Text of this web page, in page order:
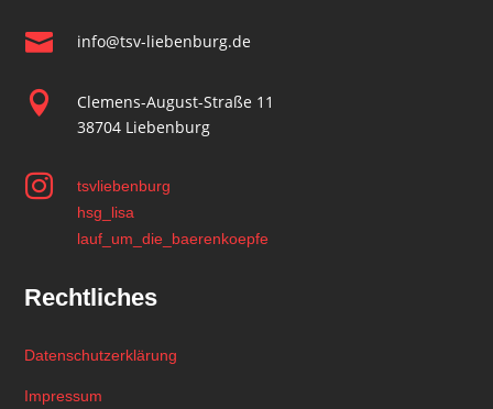
 info@tsv-liebenburg.de

Clemens-August-Straße 11
38704 Liebenburg

tsvliebenburg
hsg_lisa
lauf_um_die_baerenkoepfe
Rechtliches
Datenschutzerklärung
Impressum